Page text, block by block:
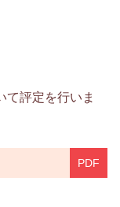
て評定を行いま